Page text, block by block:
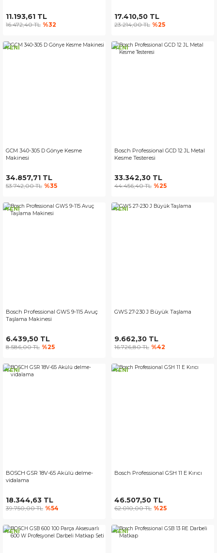
11.193,61 TL
16.472,40 TL %32
17.410,50 TL
23.214,00 TL %25
YENİ
GCM 340-305 D Gönye Kesme
Makinesi
34.857,71 TL
53.742,00 TL %35
YENİ
Bosch Professional GCD 12 JL Metal
Kesme Testeresi
33.342,30 TL
44.456,40 TL %25
YENİ
Bosch Professional GWS 9-115 Avuç
Taşlama Makinesi
6.439,50 TL
8.586,00 TL %25
YENİ
GWS 27-230 J Büyük Taşlama
9.662,30 TL
16.726,80 TL %42
YENİ
BOSCH GSR 18V-65 Akülü delme-
vidalama
18.344,63 TL
39.750,00 TL %54
YENİ
Bosch Professional GSH 11 E Kırıcı
46.507,50 TL
62.010,00 TL %25
YENİ YENİ